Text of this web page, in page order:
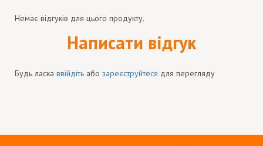
Немає відгуків для цього продукту.
Написати відгук
Будь ласка ввійдіть або зареєструйтеся для перегляду